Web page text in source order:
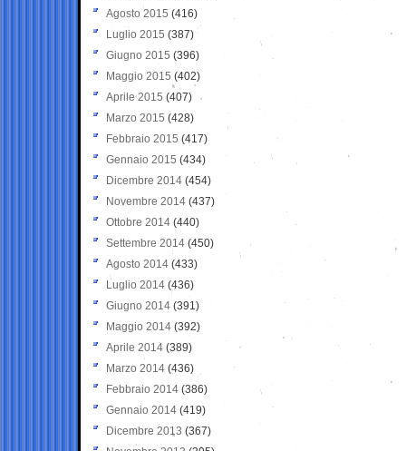
Agosto 2015 (416)
Luglio 2015 (387)
Giugno 2015 (396)
Maggio 2015 (402)
Aprile 2015 (407)
Marzo 2015 (428)
Febbraio 2015 (417)
Gennaio 2015 (434)
Dicembre 2014 (454)
Novembre 2014 (437)
Ottobre 2014 (440)
Settembre 2014 (450)
Agosto 2014 (433)
Luglio 2014 (436)
Giugno 2014 (391)
Maggio 2014 (392)
Aprile 2014 (389)
Marzo 2014 (436)
Febbraio 2014 (386)
Gennaio 2014 (419)
Dicembre 2013 (367)